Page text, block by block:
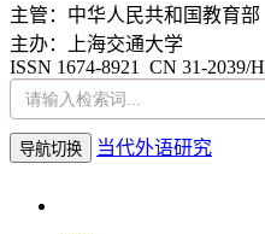
主管：中华人民共和国教育部
主办：上海交通大学
ISSN 1674-8921 CN 31-2039/H
导航切换 当代外语研究